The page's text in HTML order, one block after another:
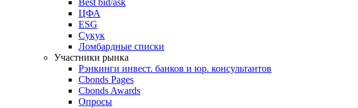
Best bid/ask
ЦФА
ESG
Сукук
Ломбардные списки
Участники рынка
Рэнкинги инвест. банков и юр. консультантов
Cbonds Pages
Cbonds Awards
Опросы